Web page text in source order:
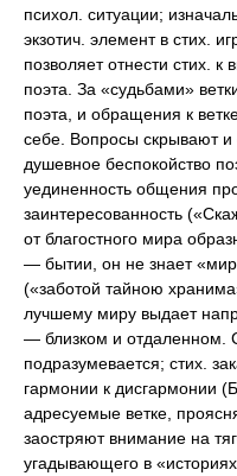
психол. ситуации;
экзотич. элемент в стих.
позволяет отнести стих.
поэта. За «судьбами»
поэта, и обращения к
себе. Вопросы скрывают
душевное беспокойство
уединенность общения
заинтересованность
от благостного мира
— бытии, он не знает
(«заботой тайною
лучшему миру выдает
— близком и отдаленном.
подразумевается; стих.
гармонии к дисгармонии
адресуемые ветке,
заостряют внимание на
угадывающего в